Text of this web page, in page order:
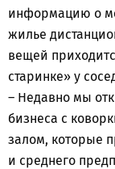
информацию о
жилье
вещей
старинке» у
– Недавно мы
бизнеса с
залом, которые
и среднего